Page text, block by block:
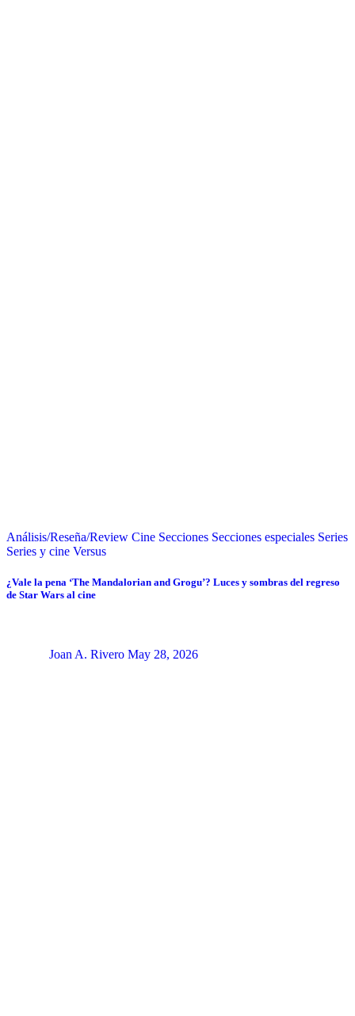
Análisis/Reseña/Review Cine Secciones Secciones especiales Series
Series y cine Versus
¿Vale la pena ‘The Mandalorian and Grogu’? Luces y sombras del regreso
de Star Wars al cine
Joan A. Rivero May 28, 2026